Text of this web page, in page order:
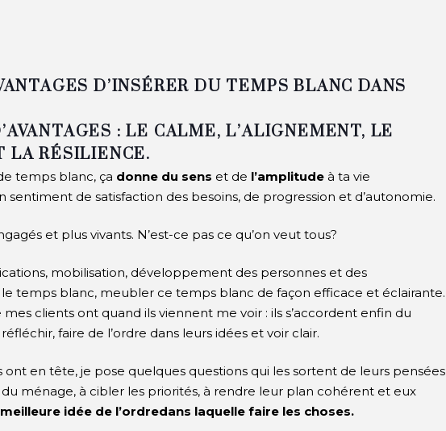
D’INSÉRER DU TEMPS BLANC DANS
: LE CALME, L’ALIGNEMENT, LE
LA RÉSILIENCE.
temps blanc, ça donne du sens et de l’amplitude à ta vie
de satisfaction des besoins, de progression et d’autonomie.
et plus vivants. N’est-ce pas ce qu’on veut tous?
mobilisation, développement des personnes et des
le temps blanc, meubler ce temps blanc de façon efficace et éclairante.
clients ont quand ils viennent me voir : ils s’accordent enfin du
faire de l’ordre dans leurs idées et voir clair.
ont en tête, je pose quelques questions qui les sortent de leurs pensées
du ménage, à cibler les priorités, à rendre leur plan cohérent et eux
idée de l’ordredans laquelle faire les choses.